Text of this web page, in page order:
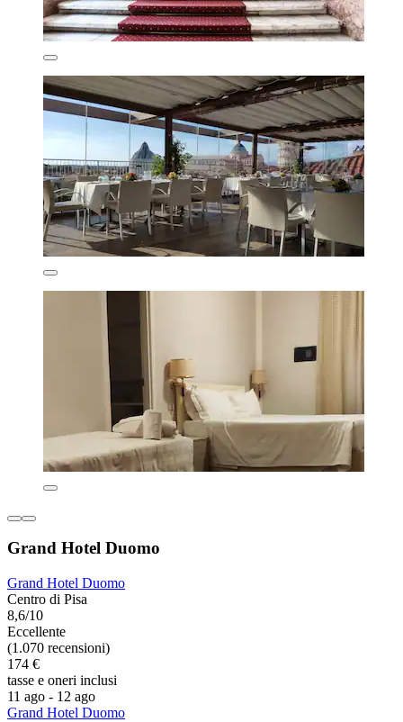
Grand Hotel Duomo
Grand Hotel Duomo
Centro di Pisa
8,6/10
Eccellente
(1.070 recensioni)
174 €
tasse e oneri inclusi
11 ago - 12 ago
Grand Hotel Duomo